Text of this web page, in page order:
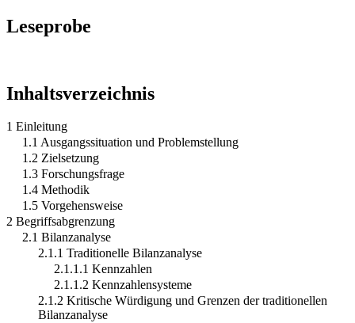
Leseprobe
Inhaltsverzeichnis
1 Einleitung
1.1 Ausgangssituation und Problemstellung
1.2 Zielsetzung
1.3 Forschungsfrage
1.4 Methodik
1.5 Vorgehensweise
2 Begriffsabgrenzung
2.1 Bilanzanalyse
2.1.1 Traditionelle Bilanzanalyse
2.1.1.1 Kennzahlen
2.1.1.2 Kennzahlensysteme
2.1.2 Kritische Würdigung und Grenzen der traditionellen
Bilanzanalyse